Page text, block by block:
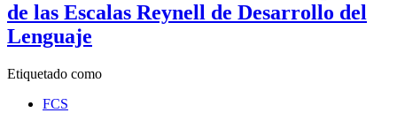
de las Escalas Reynell de Desarrollo del
Lenguaje
Etiquetado como
FCS